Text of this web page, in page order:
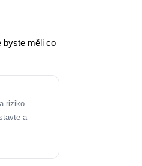
byste měli co
riziko
a